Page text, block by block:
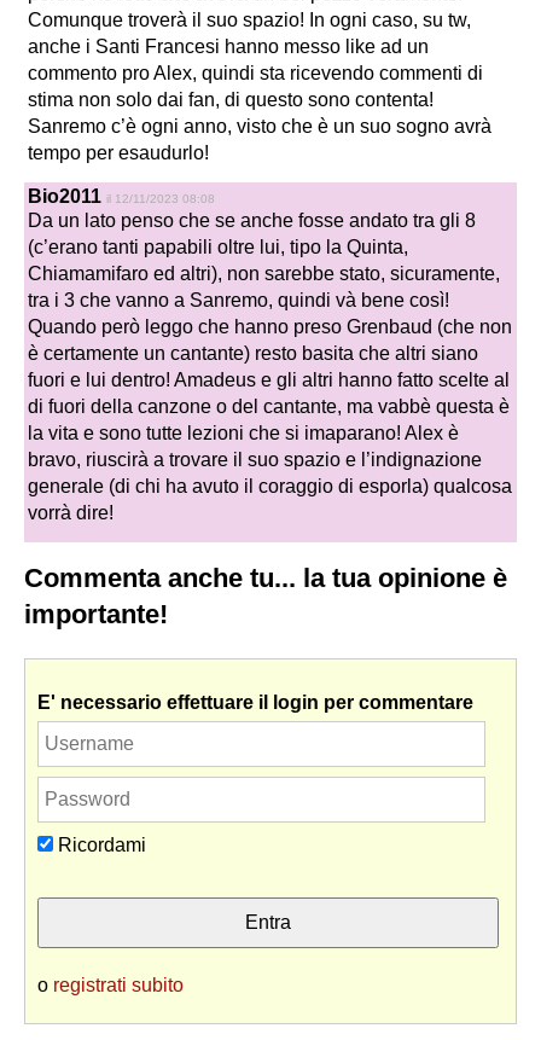
Comunque troverà il suo spazio! In ogni caso, su tw,
anche i Santi Francesi hanno messo like ad un
commento pro Alex, quindi sta ricevendo commenti di
stima non solo dai fan, di questo sono contenta!
Sanremo c’è ogni anno, visto che è un suo sogno avrà
tempo per esaudurlo!
Bio2011 il 12/11/2023 08:08
Da un lato penso che se anche fosse andato tra gli 8
(c’erano tanti papabili oltre lui, tipo la Quinta,
Chiamamifaro ed altri), non sarebbe stato, sicuramente,
tra i 3 che vanno a Sanremo, quindi và bene così!
Quando però leggo che hanno preso Grenbaud (che non
è certamente un cantante) resto basita che altri siano
fuori e lui dentro! Amadeus e gli altri hanno fatto scelte al
di fuori della canzone o del cantante, ma vabbè questa è
la vita e sono tutte lezioni che si imaparano! Alex è
bravo, riuscirà a trovare il suo spazio e l’indignazione
generale (di chi ha avuto il coraggio di esporla) qualcosa
vorrà dire!
Commenta anche tu... la tua opinione è
importante!
E' necessario effettuare il login per commentare
Ricordami
o registrati subito